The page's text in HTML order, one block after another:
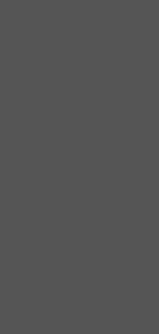
İzmit
İzmit
İzmit
İzmit
İzmit
İzmit
İzmit
İzmit